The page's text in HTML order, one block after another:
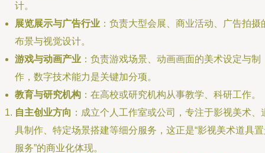
计。
展览展示与广告行业 ：负责大型会展、商业活动、广告拍摄
布景与视觉设计。
游戏与动画产业 ：负责游戏场景、动画画面的美术设定与制
作，数字技术能力是关键加分项。
教育与研究机构 ：在高校或研究机构从事教学、科研工作。
自主创业方向 ：成立个人工作室或公司，专注于影视美术、
具制作、特定场景搭建等细分服务，这正是“影视美术道具
服务”的商业化体现。